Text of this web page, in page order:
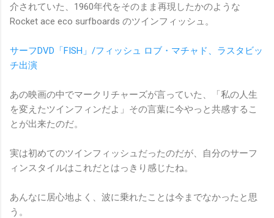
介されていた、1960年代をそのまま再現したかのような
Rocket ace eco surfboards のツインフィッシュ。
サーフDVD「FISH」/フィッシュ ロブ・マチャド、ラスタビッ
チ出演
あの映画の中でマークリチャーズが言っていた、「私の人生
を変えたツインフィンだよ」その言葉に今やっと共感するこ
とが出来たのだ。
実は初めてのツインフィッシュだったのだが、自分のサーフ
ィンスタイルはこれだとはっきり感じたね。
あんなに居心地よく、波に乗れたことは今までなかったと思
う。